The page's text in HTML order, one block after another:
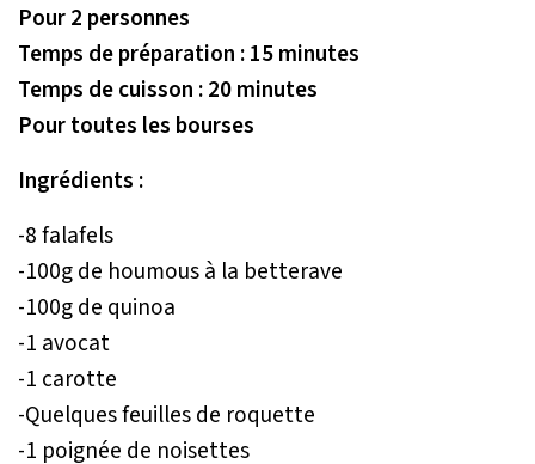
Pour 2 personnes
Temps de préparation : 15 minutes
Temps de cuisson : 20 minutes
Pour toutes les bourses
Ingrédients :
-8 falafels
-100g de houmous à la betterave
-100g de quinoa
-1 avocat
-1 carotte
-Quelques feuilles de roquette
-1 poignée de noisettes